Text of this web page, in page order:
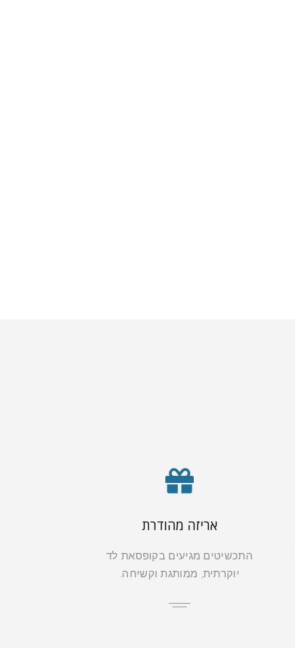
אריזה מהודרת
התכשיטים מגיעים בקופסאת לד
יוקרתית, ממותגת וקשיחה.